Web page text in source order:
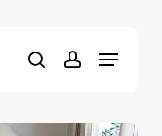
searchaccount
MenuClose